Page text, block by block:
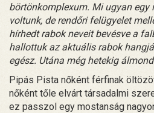
börtönkomplexum. Mi ugyan egy
voltunk, de rendőri felügyelet
hírhedt rabok neveit bevésve a
hallottuk az aktuális rabok
egész. Utána még hetekig
Pipás Pista nőként férfinak
nőként tőle elvárt társadalmi
ez passzol egy mostanság